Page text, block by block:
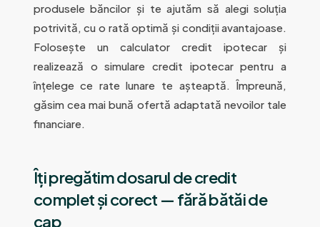
produsele băncilor și te ajutăm să alegi soluția
potrivită, cu o rată optimă și condiții avantajoase.
Folosește un calculator credit ipotecar și
realizează o simulare credit ipotecar pentru a
înțelege ce rate lunare te așteaptă. Împreună,
găsim cea mai bună ofertă adaptată nevoilor tale
financiare.
Îți pregătim dosarul de credit
complet și corect — fără bătăi de
cap